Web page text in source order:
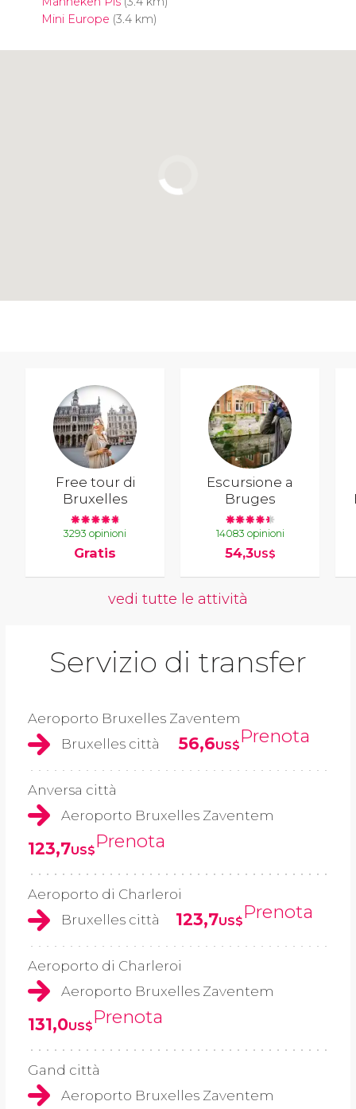
Mini Europe (3.4 km)
Free tour di
Bruxelles
3293 opinioni
Gratis
Escursione a
Bruges
14083 opinioni
54,3US$
vedi tutte le attività
Servizio di transfer
Aeroporto Bruxelles Zaventem
Bruxelles città
56,6US$Prenota
Anversa città
Aeroporto Bruxelles Zaventem
123,7US$Prenota
Aeroporto di Charleroi
Bruxelles città
123,7US$Prenota
Aeroporto di Charleroi
Aeroporto Bruxelles Zaventem
131,0US$Prenota
Gand città
Aeroporto Bruxelles Zaventem